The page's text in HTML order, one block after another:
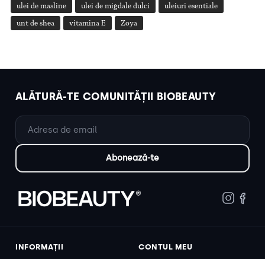
ulei de masline ulei de migdale dulci uleiuri esentiale
unt de shea vitamina E Zoya
ALĂTURĂ-TE COMUNITĂȚII BIOBEAUTY
INFORMAȚII
CONTUL MEU